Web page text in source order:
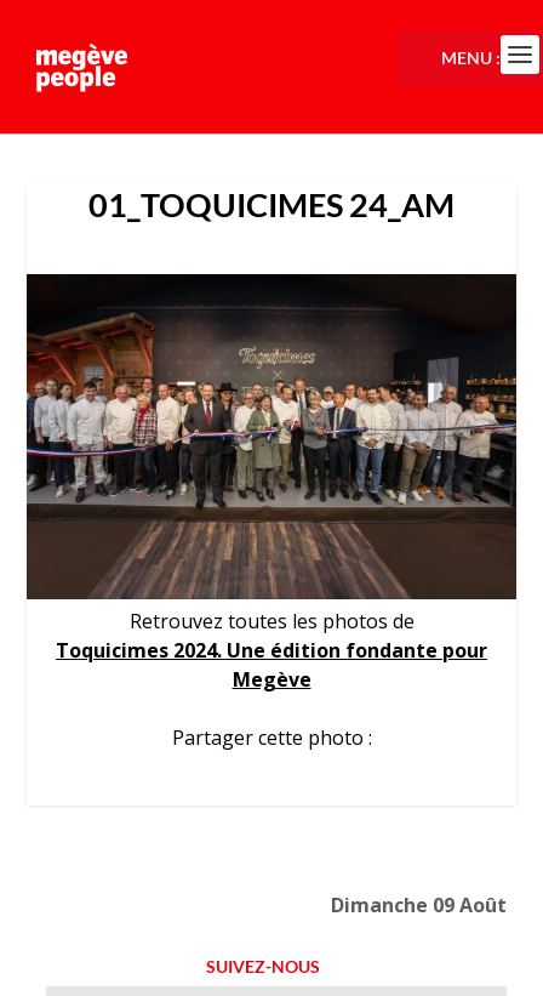
01_TOQUICIMES 24_AM
Retrouvez toutes les photos de
Toquicimes 2024. Une édition fondante pour
Megève
Partager cette photo :
Dimanche 09 Août
SUIVEZ-NOUS
MENU :